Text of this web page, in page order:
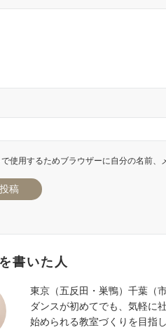
使用するためブラウザーに自分の名前、
書いた人
東京（五反田・巣鴨）千葉（市
ダンスが初めてでも、気軽に
始められる教室づくりを目指し